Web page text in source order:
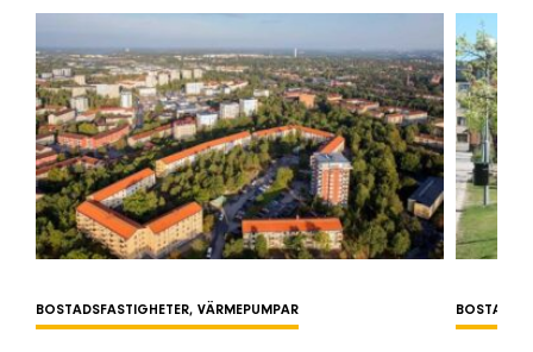
BOSTADSFASTIGHETER, VÄRMEPUMPAR